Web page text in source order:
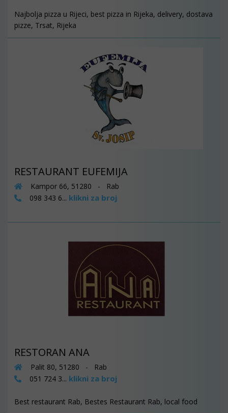
Najbolja pizza u Rijeci, best pizza in Rijeka, delivery, dostava
pizze, Trsat, Rijeka
RESTAURANT EUFEMIJA
Kampor 66, 51280 - Rab
098 343 6... klikni za broj
RESTORAN ANA
Palit 80, 51280 - Rab
051 724 3... klikni za broj
Best restaurant Rab, Bestes Restaurant Rab, local food